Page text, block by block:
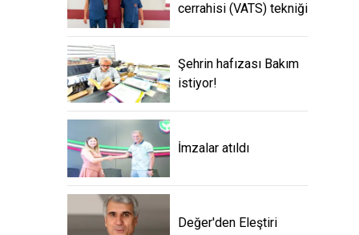
cerrahisi (VATS) tekniği
Şehrin hafızası Bakım
istiyor!
İmzalar atıldı
Değer'den Eleştiri